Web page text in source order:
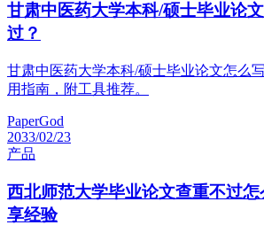
甘肃中医药大学本科/硕士毕业论
过？
甘肃中医药大学本科/硕士毕业论文怎么
用指南，附工具推荐。
PaperGod
2033/02/23
产品
西北师范大学毕业论文查重不过
享经验